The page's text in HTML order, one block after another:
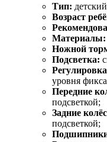
Тип:
Возраст
Материалы:
Ножной
Подсветка:
уровня
Передние
подсветкой;
Задние
подсветкой;